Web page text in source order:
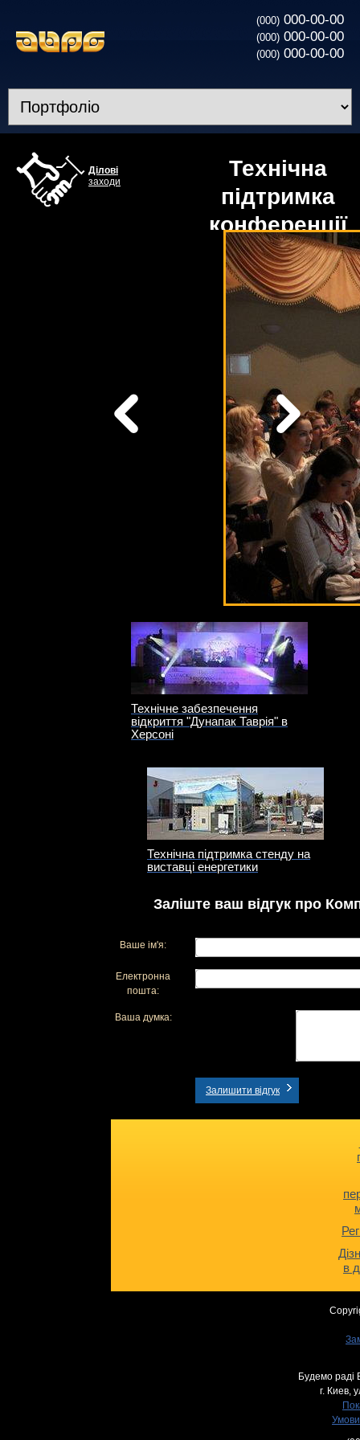
(000) 000-00-00
(000) 000-00-00
(000) 000-00-00
Ділові
заходи
Технічна
підтримка
конференції
Marketing
Revolution
Технічне забезпечення
відкриття "Дунапак Таврія" в
Херсоні
Технічна підтримка стенду на
виставці енергетики
Заліште ваш відгук про
Ваше ім'я:
Електронна
пошта:
Ваша думка:
Залишити відгук
в
Будемо раді
г. Киев,